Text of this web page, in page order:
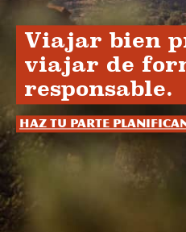
Viajar bien
viajar de
responsable.
Haz tu parte